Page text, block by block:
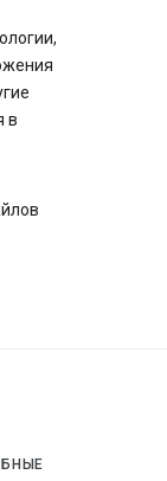
в